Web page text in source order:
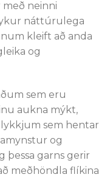
neinni
náttúrulega
kleift að anda
og
sem eru
aukna mýkt,
sem hentar
og
garns gerir
meðhöndla flíkina